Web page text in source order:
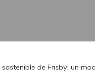
de Frisby: un